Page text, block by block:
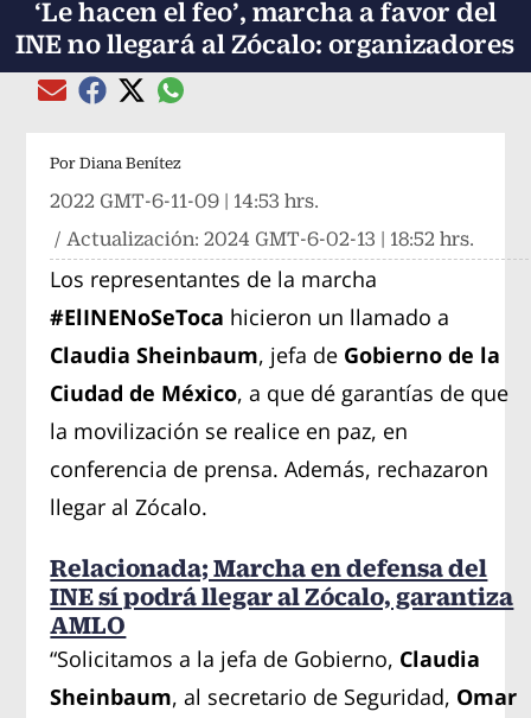
‘Le hacen el feo’, marcha a favor del
INE no llegará al Zócalo: organizadores
Compartir el artículo actual mediante Email
Compartir el artículo actual mediante Facebook
Compartir el artículo actual mediante Twitter
Compartir el artículo actual mediante
Por Diana Benítez
2022 GMT-6-11-09 | 14:53 hrs.
/ Actualización:2024 GMT-6-02-13 | 18:52 hrs.
Los representantes de la marcha
#ElINENoSeToca hicieron un llamado a
Claudia Sheinbaum, jefa de Gobierno de la
Ciudad de México, a que dé garantías de que
la movilización se realice en paz, en
conferencia de prensa. Además, rechazaron
llegar al Zócalo.
Relacionada; Marcha en defensa del
INE sí podrá llegar al Zócalo, garantiza
AMLO
“Solicitamos a la jefa de Gobierno, Claudia
Sheinbaum, al secretario de Seguridad, Omar